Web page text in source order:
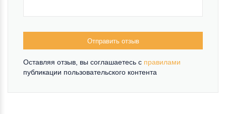
Отправить отзыв
Оставляя отзыв, вы соглашаетесь c правилами
публикации пользовательского контента